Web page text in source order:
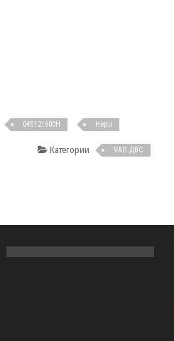
04E121600H
Hepu
Категории VAG ДВС